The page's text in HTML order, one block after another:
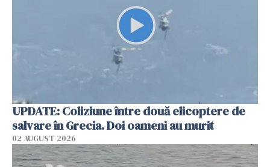
UPDATE: Coliziune între două elicoptere de
salvare în Grecia. Doi oameni au murit
02 AUGUST 2026